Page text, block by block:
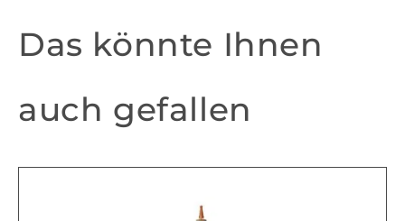
Das könnte Ihnen
auch gefallen